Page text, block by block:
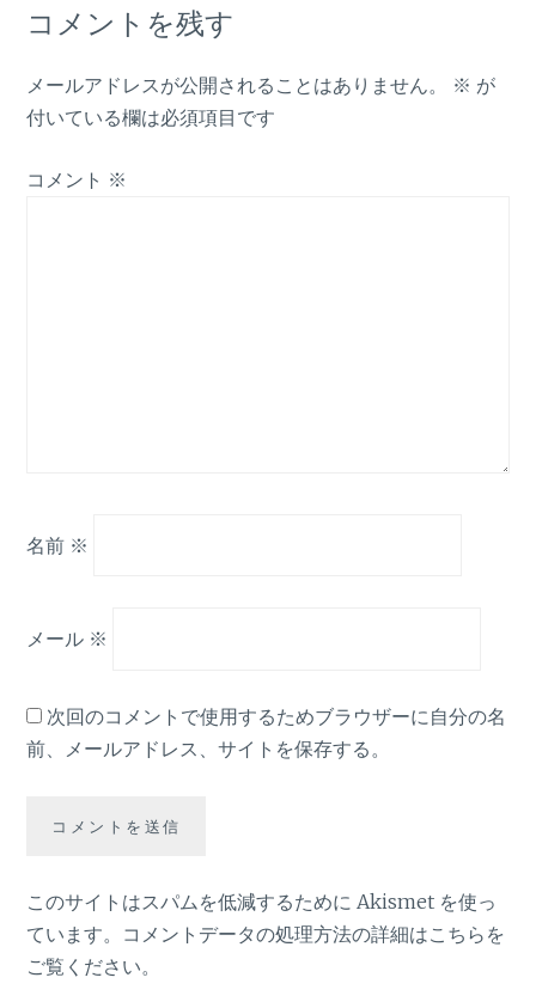
コメントを残す
メールアドレスが公開されることはありません。 ※ が
付いている欄は必須項目です
コメント ※
名前 ※
メール ※
次回のコメントで使用するためブラウザーに自分の名
前、メールアドレス、サイトを保存する。
このサイトはスパムを低減するために Akismet を使っ
ています。 コメントデータの処理方法の詳細はこちらを
ご覧ください。